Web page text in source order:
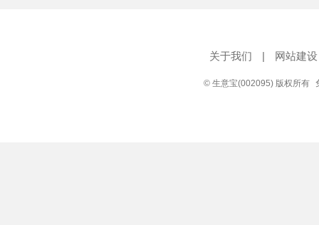
关于我们 | 网站建设
© 生意宝(002095) 版权所有